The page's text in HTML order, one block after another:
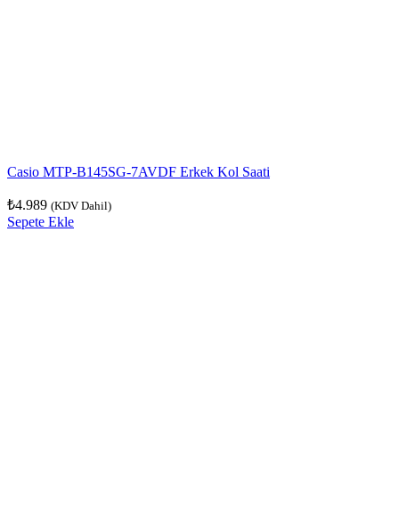
Casio MTP-B145SG-7AVDF Erkek Kol Saati
₺4.989 (KDV Dahil)
Sepete Ekle